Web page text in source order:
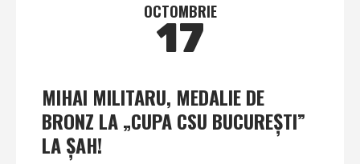
OCTOMBRIE
17
MIHAI MILITARU, MEDALIE DE
BRONZ LA „CUPA CSU BUCUREŞTI”
LA ŞAH!